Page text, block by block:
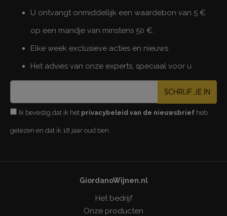
U ontvangt onmiddellijk een waardebon van 5 €
op een mandje van minstens 50 €.
Elke week exclusieve acties en nieuws
Het advies van onze experts, speciaal voor u
SCHRIJF JE IN
Ik bevestig dat ik het privacybeleid van de nieuwsbrief heb
gelezen en dat ik 18 jaar oud ben.
GiordanoWijnen.nl
Het bedrijf
Onze producten